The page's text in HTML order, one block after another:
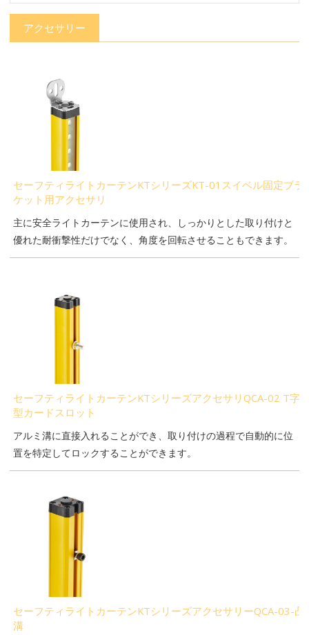
アクセサリー
セーフティライトカーテンKTシリーズKT-01スイベル固定ブラ
ケット用アクセサリ
主に安全ライトカーテンに使用され、しっかりとした取り付けと
優れた耐衝撃性だけでなく、角度を回転させることもできます。
セーフティライトカーテンKTシリーズアクセサリQCA-02 T字
型カードスロット
アルミ溝に直接入れることができ、取り付けの過程で自動的に位
置を特定してロックすることができます。
セーフティライトカーテンKTシリーズアクセサリーQCA-03-凸
溝